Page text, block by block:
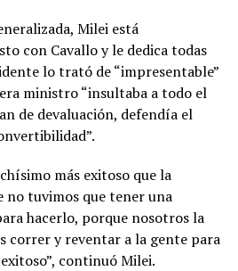
Milei está
con Cavallo y le dedica todas
lo trató de “impresentable”
ministro “insultaba a todo el
de devaluación, defendía el
más exitoso que la
tuvimos que tener una
hacerlo, porque nosotros la
correr y reventar a la gente para
continuó Milei.